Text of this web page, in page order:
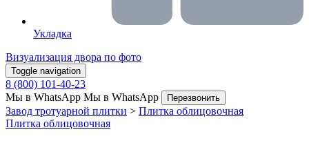
Укладка